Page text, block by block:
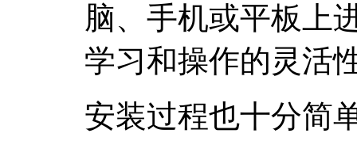
脑、手机或平板上
学习和操作的灵活
安装过程也十分简